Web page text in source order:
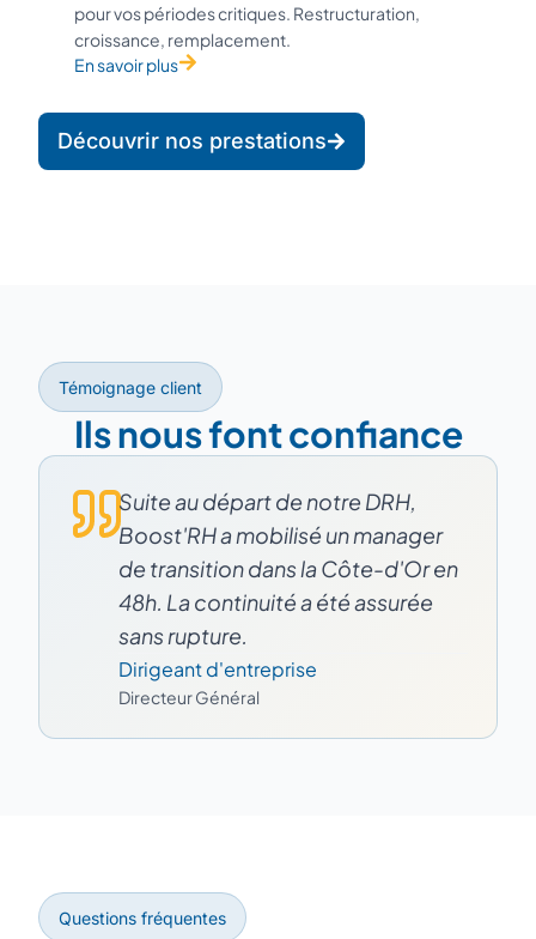
pour vos périodes critiques. Restructuration,
croissance, remplacement.
En savoir plus
Découvrir nos prestations
Témoignage client
Ils nous font confiance
Suite au départ de notre DRH,
Boost'RH a mobilisé un manager
de transition dans la Côte-d'Or en
48h. La continuité a été assurée
sans rupture.
Dirigeant d'entreprise
Directeur Général
Questions fréquentes